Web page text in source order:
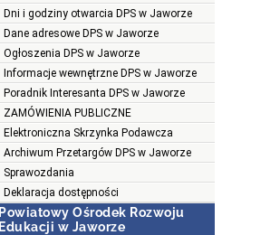
Dni i godziny otwarcia DPS w Jaworze
Dane adresowe DPS w Jaworze
Ogłoszenia DPS w Jaworze
Informacje wewnętrzne DPS w Jaworze
Poradnik Interesanta DPS w Jaworze
ZAMÓWIENIA PUBLICZNE
Elektroniczna Skrzynka Podawcza
Archiwum Przetargów DPS w Jaworze
Sprawozdania
Deklaracja dostępności
Powiatowy Ośrodek Rozwoju
Edukacji w Jaworze